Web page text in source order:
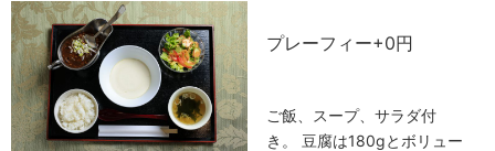
プレーフィー+0円
ご飯、スープ、サラダ付
き。 豆腐は180gとボリュー